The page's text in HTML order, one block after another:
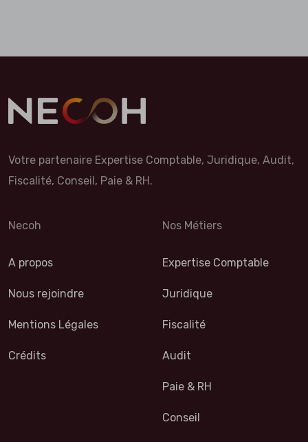
Votre partenaire Expertise Comptable, Juridique, Audit,
Fiscalité, Conseil, Paie & RH.
Necoh
A propos
Nous rejoindre
Mentions Légales
Crédits
Nos Métiers
Expertise Comptable
Juridique
Fiscalité
Audit
Paie & RH
Conseil